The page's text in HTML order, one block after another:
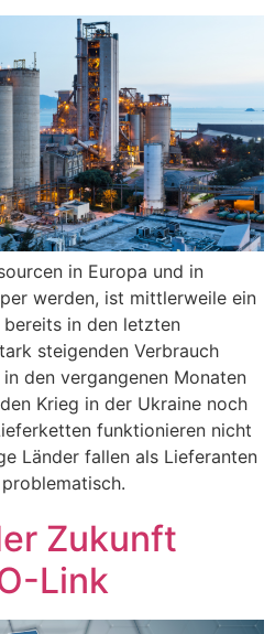
in Europa und in
werden, ist mittlerweile ein
in den letzten
steigenden Verbrauch
den vergangenen Monaten
Krieg in der Ukraine noch
funktionieren nicht
Länder fallen als Lieferanten
Zukunft
Link